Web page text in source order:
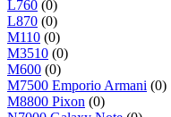
L760 (0)
L870 (0)
M110 (0)
M3510 (0)
M600 (0)
M7500 Emporio Armani (0)
M8800 Pixon (0)